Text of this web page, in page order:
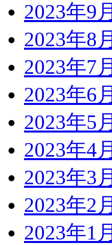
2023年9月
2023年8月
2023年7月
2023年6月
2023年5月
2023年4月
2023年3月
2023年2月
2023年1月